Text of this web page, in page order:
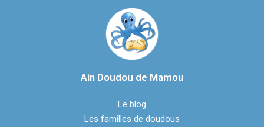
Ain Doudou de Mamou
Le blog
Les familles de doudous